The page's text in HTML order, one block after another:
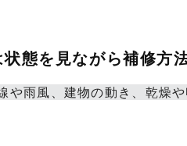
態を見ながら補修方
や雨風、建物の動き、乾燥